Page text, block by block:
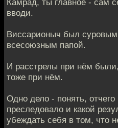
Камрад, ты главное - сам
вводи.
Виссарионыч был
всесоюзным папой.
И расстрелы при нём
тоже при нём.
Одно дело - понять,
преследовало и какой
убеждать себя в том, что